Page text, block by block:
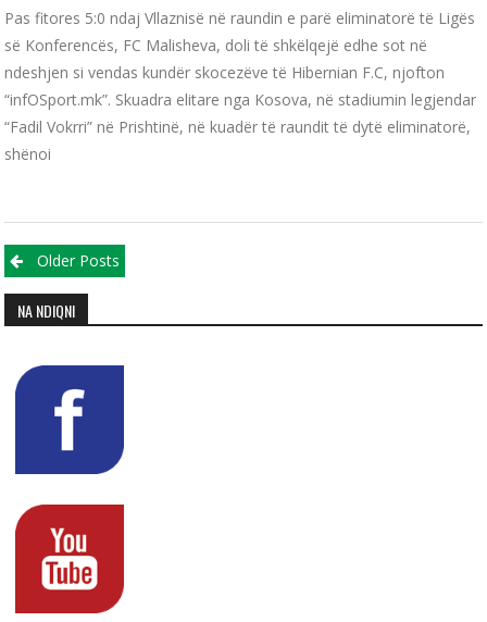
Pas fitores 5:0 ndaj Vllaznisë në raundin e parë eliminatorë të Ligës
së Konferencës, FC Malisheva, doli të shkëlqejë edhe sot në
ndeshjen si vendas kundër skocezëve të Hibernian F.C, njofton
“infOSport.mk”. Skuadra elitare nga Kosova, në stadiumin legjendar
“Fadil Vokrri” në Prishtinë, në kuadër të raundit të dytë eliminatorë,
shënoi
Posts navigation
Older Posts
NA NDIQNI